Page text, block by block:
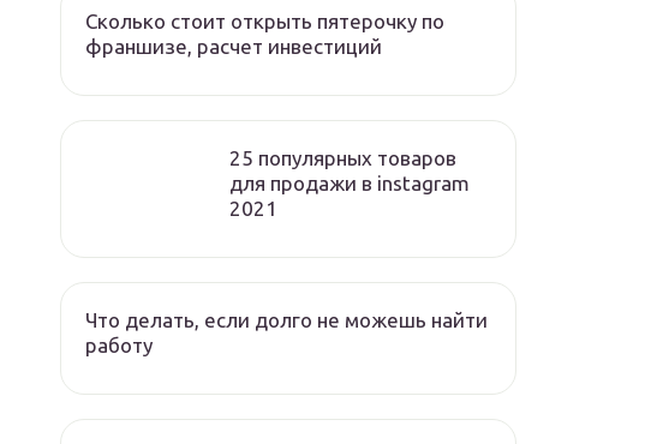
Сколько стоит открыть пятерочку по
франшизе, расчет инвестиций
25 популярных товаров
для продажи в instagram
2021
Что делать, если долго не можешь найти
работу